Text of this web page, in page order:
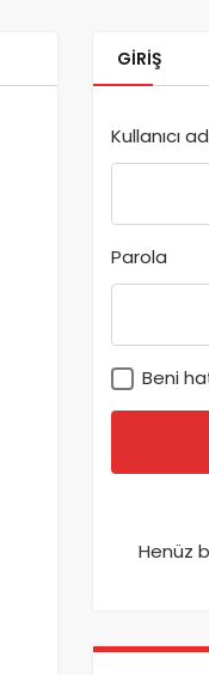
GIRIŞ
Kullanıcı
Parola
Beni
Henüz